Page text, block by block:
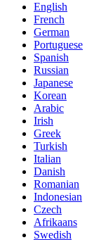
English
French
German
Portuguese
Spanish
Russian
Japanese
Korean
Arabic
Irish
Greek
Turkish
Italian
Danish
Romanian
Indonesian
Czech
Afrikaans
Swedish